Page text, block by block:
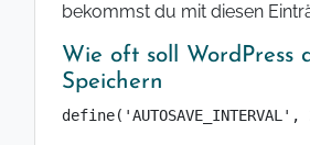
bekommst du mit diesen
Wie oft soll WordPress
Speichern